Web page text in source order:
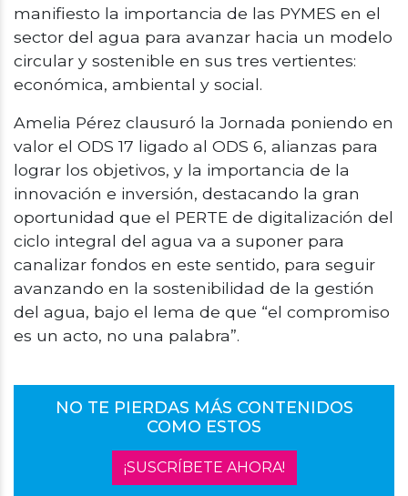
manifiesto la importancia de las PYMES en el
sector del agua para avanzar hacia un modelo
circular y sostenible en sus tres vertientes:
económica, ambiental y social.
Amelia Pérez clausuró la Jornada poniendo en
valor el ODS 17 ligado al ODS 6, alianzas para
lograr los objetivos, y la importancia de la
innovación e inversión, destacando la gran
oportunidad que el PERTE de digitalización del
ciclo integral del agua va a suponer para
canalizar fondos en este sentido, para seguir
avanzando en la sostenibilidad de la gestión
del agua, bajo el lema de que “el compromiso
es un acto, no una palabra”.
NO TE PIERDAS MÁS CONTENIDOS
COMO ESTOS
¡SUSCRÍBETE AHORA!